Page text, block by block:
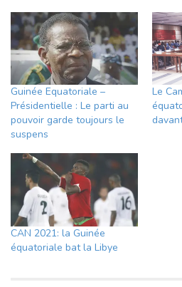
Guinée Equatoriale –
Présidentielle : Le parti au
pouvoir garde toujours le
suspens
Le
CAN 2021: la Guinée
équatoriale bat la Libye